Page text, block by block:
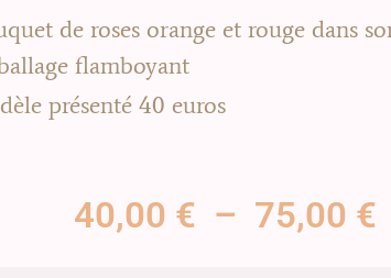
de roses orange et rouge dans
flamboyant
présenté 40 euros
40,00 € – 75,00 €